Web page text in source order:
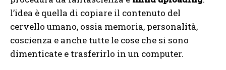
l’idea è quella di copiare il contenuto del
cervello umano, ossia memoria, personalità,
coscienza e anche tutte le cose che si sono
dimenticate e trasferirlo in un computer.